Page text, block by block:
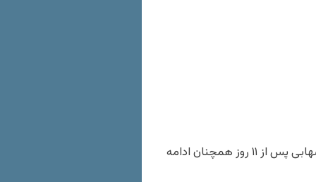
اعتصاب غذای لطیف حسنی پس از ۲۵ روز و اعتصاب غذای رضا شهابی پس از ۱۱ روز همچنان ادامه